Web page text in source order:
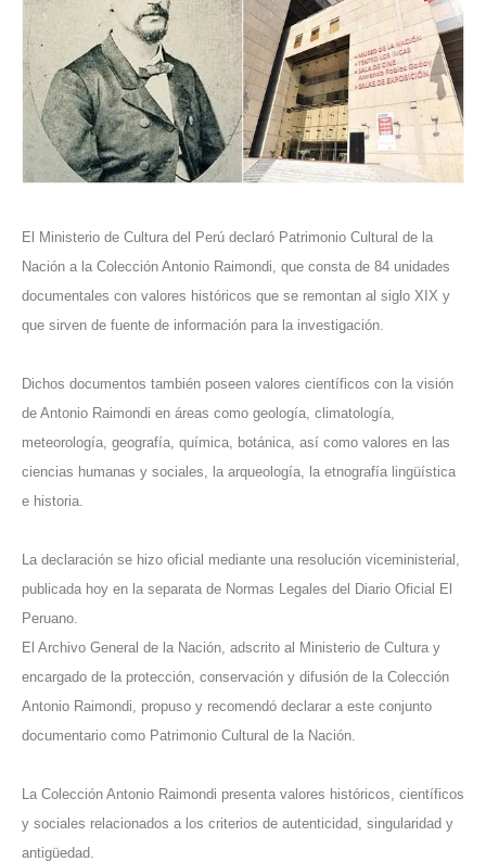
El Ministerio de Cultura del Perú declaró Patrimonio Cultural de la
Nación a la Colección Antonio Raimondi, que consta de 84 unidades
documentales con valores históricos que se remontan al siglo XIX y
que sirven de fuente de información para la investigación.
Dichos documentos también poseen valores científicos con la visión
de Antonio Raimondi en áreas como geología, climatología,
meteorología, geografía, química, botánica, así como valores en las
ciencias humanas y sociales, la arqueología, la etnografía lingüística
e historia.
La declaración se hizo oficial mediante una resolución viceministerial,
publicada hoy en la separata de Normas Legales del Diario Oficial El
Peruano.
El Archivo General de la Nación, adscrito al Ministerio de Cultura y
encargado de la protección, conservación y difusión de la Colección
Antonio Raimondi, propuso y recomendó declarar a este conjunto
documentario como Patrimonio Cultural de la Nación.
La Colección Antonio Raimondi presenta valores históricos, científicos
y sociales relacionados a los criterios de autenticidad, singularidad y
antigüedad.